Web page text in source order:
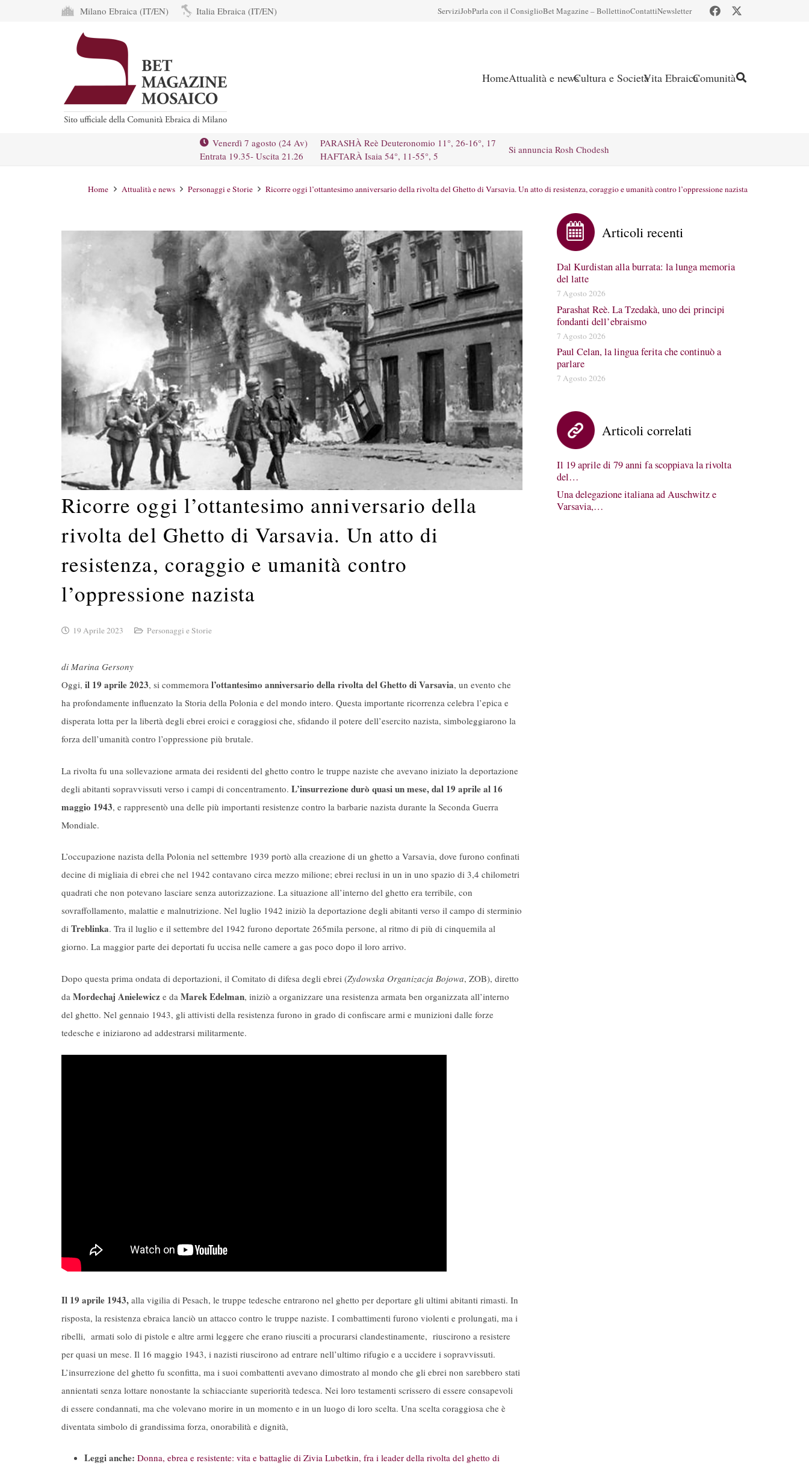
Milano Ebraica (IT/EN) Italia Ebraica (IT/EN) ServiziJobParla con il ConsiglioBet Magazine – BollettinoContattiNewsletter
HomeAttualità e newsCultura e SocietàVita EbraicaComunità
Venerdì 7 agosto (24 Av)
Entrata 19.35- Uscita 21.26
PARASHÀ Reè Deuteronomio 11°, 26-16°, 17
HAFTARÀ Isaia 54°, 11-55°, 5
Si annuncia Rosh Chodesh
Home Attualità e news Personaggi e Storie Ricorre oggi l’ottantesimo anniversario della rivolta del Ghetto di Varsavia. Un atto di resistenza, coraggio e umanità contro l’oppressione nazista
Ricorre oggi l’ottantesimo anniversario della
rivolta del Ghetto di Varsavia. Un atto di
resistenza, coraggio e umanità contro
l’oppressione nazista
19 Aprile 2023 Personaggi e Storie
di Marina Gersony
Oggi, il 19 aprile 2023, si commemora l’ottantesimo anniversario della rivolta del Ghetto di Varsavia, un evento che
ha profondamente influenzato la Storia della Polonia e del mondo intero. Questa importante ricorrenza celebra l’epica e
disperata lotta per la libertà degli ebrei eroici e coraggiosi che, sfidando il potere dell’esercito nazista, simboleggiarono la
forza dell’umanità contro l’oppressione più brutale.
La rivolta fu una sollevazione armata dei residenti del ghetto contro le truppe naziste che avevano iniziato la deportazione
degli abitanti sopravvissuti verso i campi di concentramento. L’insurrezione durò quasi un mese, dal 19 aprile al 16
maggio 1943, e rappresentò una delle più importanti resistenze contro la barbarie nazista durante la Seconda Guerra
Mondiale.
L’occupazione nazista della Polonia nel settembre 1939 portò alla creazione di un ghetto a Varsavia, dove furono confinati
decine di migliaia di ebrei che nel 1942 contavano circa mezzo milione; ebrei reclusi in un in uno spazio di 3,4 chilometri
quadrati che non potevano lasciare senza autorizzazione. La situazione all’interno del ghetto era terribile, con
sovraffollamento, malattie e malnutrizione. Nel luglio 1942 iniziò la deportazione degli abitanti verso il campo di sterminio
di Treblinka. Tra il luglio e il settembre del 1942 furono deportate 265mila persone, al ritmo di più di cinquemila al
giorno. La maggior parte dei deportati fu uccisa nelle camere a gas poco dopo il loro arrivo.
Dopo questa prima ondata di deportazioni, il Comitato di difesa degli ebrei (Zydowska Organizacja Bojowa, ZOB), diretto
da Mordechaj Anielewicz e da Marek Edelman, iniziò a organizzare una resistenza armata ben organizzata all’interno
del ghetto. Nel gennaio 1943, gli attivisti della resistenza furono in grado di confiscare armi e munizioni dalle forze
tedesche e iniziarono ad addestrarsi militarmente.
Il 19 aprile 1943, alla vigilia di Pesach, le truppe tedesche entrarono nel ghetto per deportare gli ultimi abitanti rimasti. In
risposta, la resistenza ebraica lanciò un attacco contro le truppe naziste. I combattimenti furono violenti e prolungati, ma i
ribelli, armati solo di pistole e altre armi leggere che erano riusciti a procurarsi clandestinamente, riuscirono a resistere
per quasi un mese. Il 16 maggio 1943, i nazisti riuscirono ad entrare nell’ultimo rifugio e a uccidere i sopravvissuti.
L’insurrezione del ghetto fu sconfitta, ma i suoi combattenti avevano dimostrato al mondo che gli ebrei non sarebbero stati
annientati senza lottare nonostante la schiacciante superiorità tedesca. Nei loro testamenti scrissero di essere consapevoli
di essere condannati, ma che volevano morire in un momento e in un luogo di loro scelta. Una scelta coraggiosa che è
diventata simbolo di grandissima forza, onorabilità e dignità,
Leggi anche: Donna, ebrea e resistente: vita e battaglie di Zivia Lubetkin, fra i leader della rivolta del ghetto di
Articoli recenti
Dal Kurdistan alla burrata: la lunga memoria
del latte
7 Agosto 2026
Parashat Reè. La Tzedakà, uno dei principi
fondanti dell’ebraismo
7 Agosto 2026
Paul Celan, la lingua ferita che continuò a
parlare
7 Agosto 2026
Articoli correlati
Il 19 aprile di 79 anni fa scoppiava la rivolta
del…
Una delegazione italiana ad Auschwitz e
Varsavia,…